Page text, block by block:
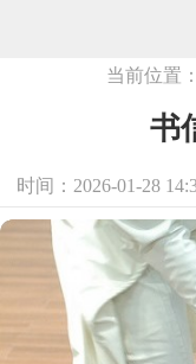
当前位置：
书
时间：2026-01-28